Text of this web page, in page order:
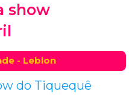
show
- Leblon
do Tiquequê